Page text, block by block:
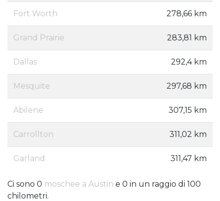
Fort Worth 278,66 km
Grand Prairie 283,81 km
Dallas 292,4 km
Mesquite 297,68 km
Abilene 307,15 km
Carrollton 311,02 km
Garland 311,47 km
Ci sono 0 moschee a Austin e 0 in un raggio di 100
chilometri.